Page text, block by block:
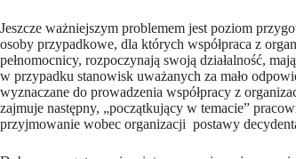
Jeszcze ważniejszym problemem jest poziom
osoby przypadkowe, dla których współpraca z
pełnomocnicy, rozpoczynają swoją działalność,
w przypadku stanowisk uważanych za mało
wyznaczane do prowadzenia współpracy z
zajmuje następny, „początkujący w temacie”
przyjmowanie wobec organizacji postawy